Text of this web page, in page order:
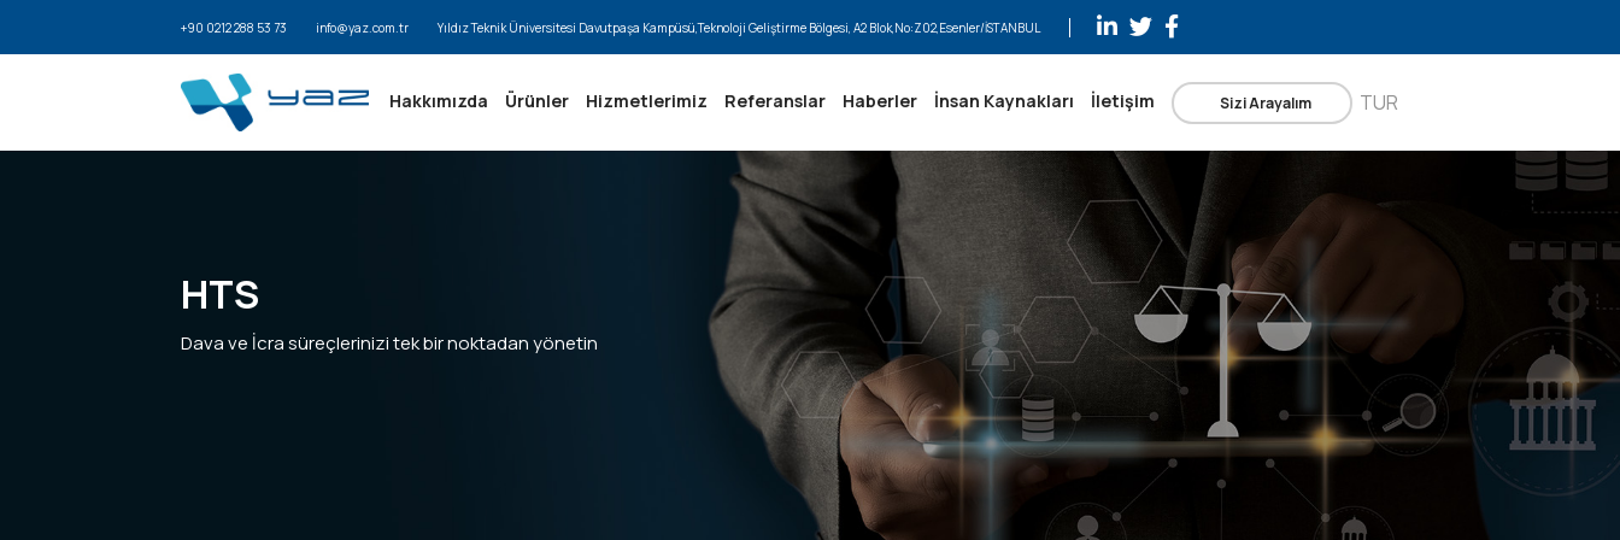
+90 0212 288 53 73 info@yaz.com.tr Yıldız Teknik Üniversitesi Davutpaşa Kampüsü,Teknoloji Geliştirme Bölgesi, A2 Blok,No:Z02,Esenler/İSTANBUL
Hakkımızda Ürünler Hizmetlerimiz Referanslar Haberler İnsan Kaynakları İletişim Sizi Arayalım TUR
HTS
Dava ve İcra süreçlerinizi tek bir noktadan yönetin